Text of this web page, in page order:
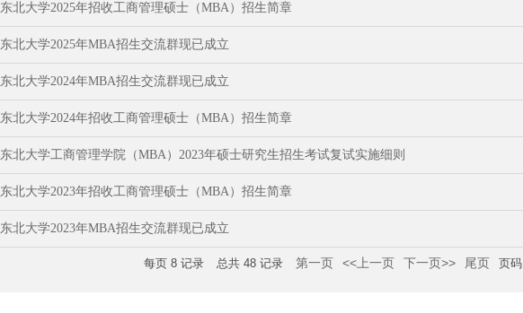
东北大学2025年招收工商管理硕士（MBA）招生简章
东北大学2025年MBA招生交流群现已成立
东北大学2024年MBA招生交流群现已成立
东北大学2024年招收工商管理硕士（MBA）招生简章
东北大学工商管理学院（MBA）2023年硕士研究生招生考试复试实施细则
东北大学2023年招收工商管理硕士（MBA）招生简章
东北大学2023年MBA招生交流群现已成立
每页 8 记录 总共 48 记录 第一页 <<上一页 下一页>> 尾页 页码